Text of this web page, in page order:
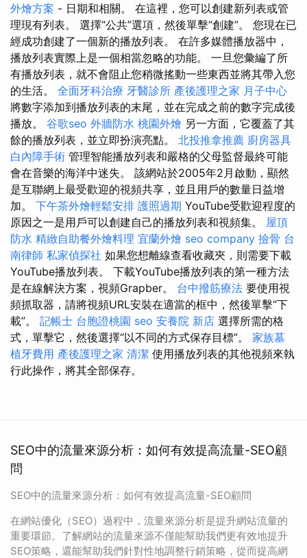
外燴方案 - 日期和相關。 在這裡，您可以創建新列表或管
理現有列表。 選擇“公共”選項，然後單擊“創建”。 您現在已
經成功創建了一個新的播放列表。 在許多媒體播放器中，
播放列表實際上是一個相當忽略的功能。 一旦您彙編了所
有播放列表，就不會阻止您稍微搖動一些東西並將其帶入您
的生活。 全面牙科治療 牙醫診所 產後護理之家 月子中心
將數字添加到播放列表的末尾，並在完成之前的數字完成後
播放。 谷歌seo 外牆防水 桃園外燴 另一方面，它覆蓋了其
餘的播放列表，並立即扮演亮點。 北投推拿推薦 廚房器具
白內障手術 管理智能播放列表和嚴格的父母監督最終可能
會在音樂的海洋中迷失。 該網站於2005年2月啟動，顯然
是互聯網上最受歡迎的視頻共享，並且用戶的數量日益增
加。 下午茶外燴輕鬆安排 護照過期 YouTube受歡迎程度的
原因之一是用戶可以創建自己的播放列表和視頻集。 屋頂
防水 精緻自助餐外燴料理 宜蘭外燴 seo company 撿骨 台
南律師 私家偵探社 如果您想離線查看收藏夾，則需要下載
YouTube播放列表。 下載YouTube播放列表的第一種方法
是在線解決方案，視頻Grapber。 台中撥筋療法 要使用視
頻抓取器，請將視頻URL安裝在適當的框中，然後單擊“下
載”。 記帳士 台胞證桃園 seo 安養院 新店 選擇所需的格
式，單擊它，然後選擇“以不同的方式保存目標”。 家族墓
植牙費用 產後護理之家 清潔 使用播放列表的其他視頻來執
行此操作，將其全部保存。
SEO中的流量來源分析：如何有效提高流量-SEO顧
問
SEO中的流量來源分析：如何有效提高流量-SEO顧問
在網站優化（SEO）過程中，流量來源分析是提升網站流量的
重要環節。了解網站的流量來源不僅能幫助我們更有效地提升
SEO策略，還能幫助我們針對性地調整行銷策略，從而提高網